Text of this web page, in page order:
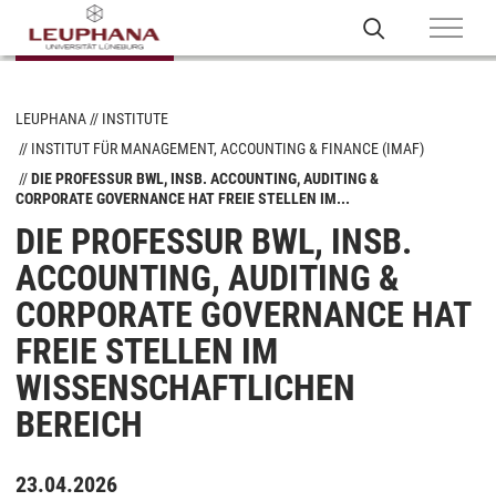
LEUPHANA
INSTITUTE
INSTITUT FÜR MANAGEMENT, ACCOUNTING & FINANCE (IMAF)
DIE PROFESSUR BWL, INSB. ACCOUNTING, AUDITING &
CORPORATE GOVERNANCE HAT FREIE STELLEN IM...
DIE PROFESSUR BWL, INSB.
ACCOUNTING, AUDITING &
CORPORATE GOVERNANCE HAT
FREIE STELLEN IM
WISSENSCHAFTLICHEN
BEREICH
23.04.2026